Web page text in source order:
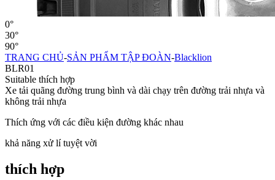
0°
30°
90°
TRANG CHỦ-SẢN PHẨM TẬP ĐOÀN-Blacklion
BLR01
Suitable thích hợp
Xe tải quãng đường trung bình và dài chạy trên đường trải nhựa và
không trải nhựa
Thích ứng với các điều kiện đường khác nhau
khả năng xử lí tuyệt vời
thích hợp